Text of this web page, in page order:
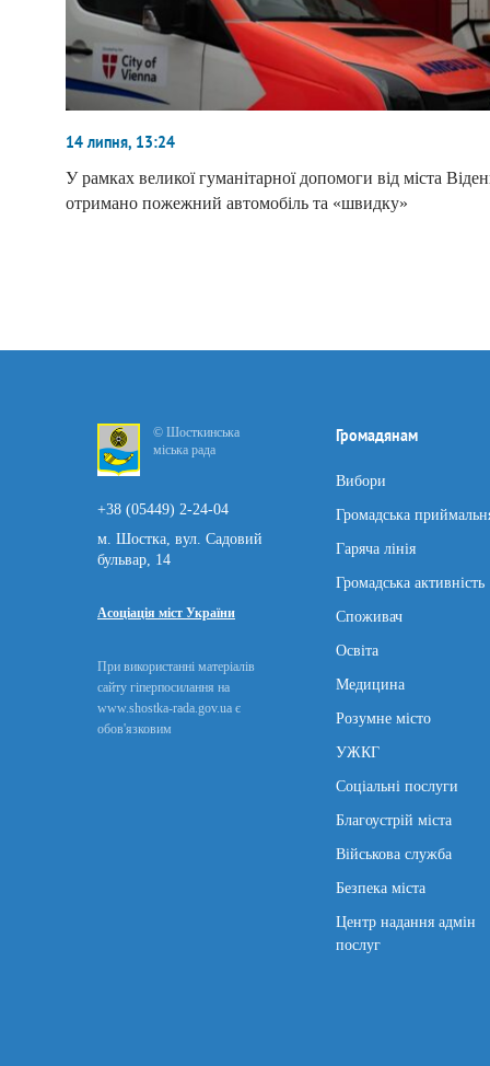
14 липня, 13:24
У рамках великої гуманітарної допомоги від міста
отримано пожежний автомобіль та «швидку»
© Шосткинська
міська рада
+38 (05449) 2-24-04
м. Шостка, вул. Садовий
бульвар, 14
Асоціація міст України
При використанні матеріалів
сайту гіперпосилання на
www.shostka-rada.gov.ua є
обов'язковим
Громадянам
Вибори
Громадська
Гаряча лінія
Громадська активність
Споживач
Освіта
Медицина
Розумне місто
УЖКГ
Соціальні послуги
Благоустрій міста
Військова служба
Безпека міста
Центр надання адмін
послуг